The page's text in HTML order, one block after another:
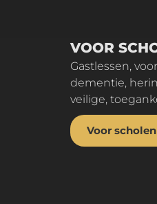
VOOR
Gastlessen, voorlezen en creatieve gesprekken die kinderen helpen om
dementie,
veilige,
Voor scholen